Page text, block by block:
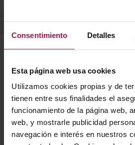
Consentimiento Detalles
Esta página web usa cookies
Utilizamos cookies propias y de
tienen entre sus finalidades el
funcionamiento de la página web,
web, y mostrarle publicidad
navegación e interés en nuestros
Elaborado exclusivamente a partir
Vladivar Vodka se somete a un
destilación y filtrado con carbón,
pureza excepcional y un sabor